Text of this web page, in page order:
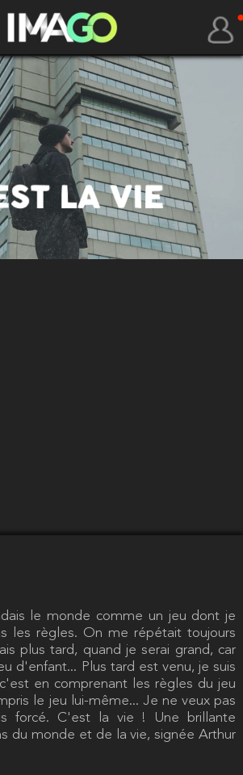
le monde comme un jeu dont je
les règles. On me répétait toujours
plus tard, quand je serai grand, car
d'enfant... Plus tard est venu, je suis
en comprenant les règles du jeu
le jeu lui-même... Je ne veux pas
forcé. C'est la vie ! Une brillante
du monde et de la vie, signée Arthur